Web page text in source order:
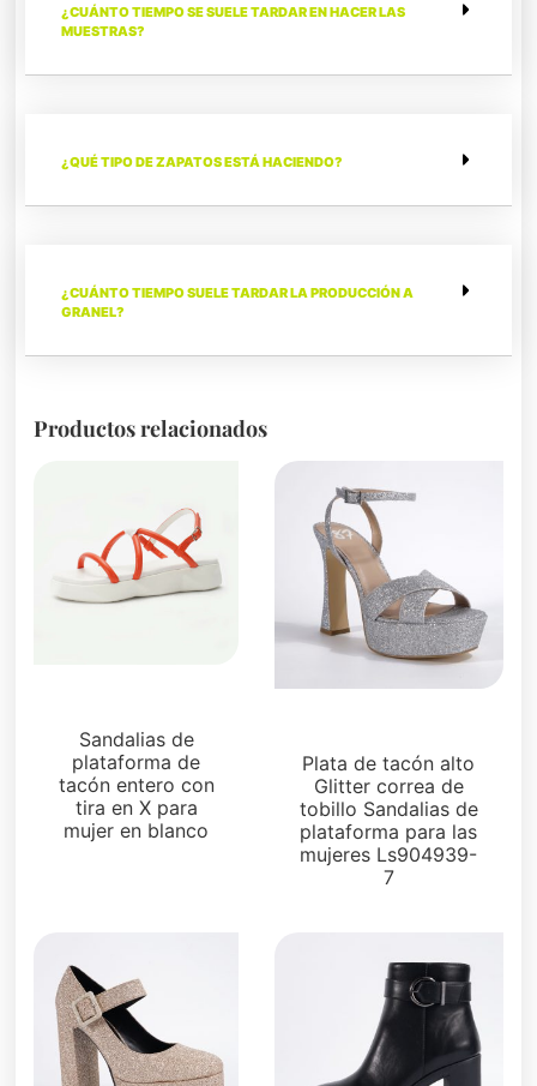
¿CUÁNTO TIEMPO SE SUELE TARDAR EN HACER LAS
MUESTRAS?
¿QUÉ TIPO DE ZAPATOS ESTÁ HACIENDO?
¿CUÁNTO TIEMPO SUELE TARDAR LA PRODUCCIÓN A
GRANEL?
Productos relacionados
Sandalias de
plataforma de
tacón entero con
tira en X para
mujer en blanco
Plata de tacón alto
Glitter correa de
tobillo Sandalias de
plataforma para las
mujeres Ls904939-
7